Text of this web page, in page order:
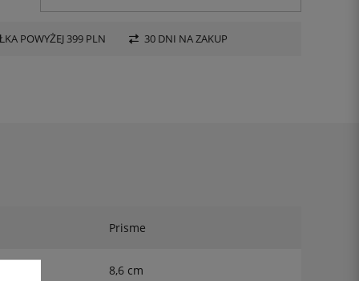
POWYŻEJ 399 PLN 30 DNI NA ZAKUP
Prisme
8,6 cm